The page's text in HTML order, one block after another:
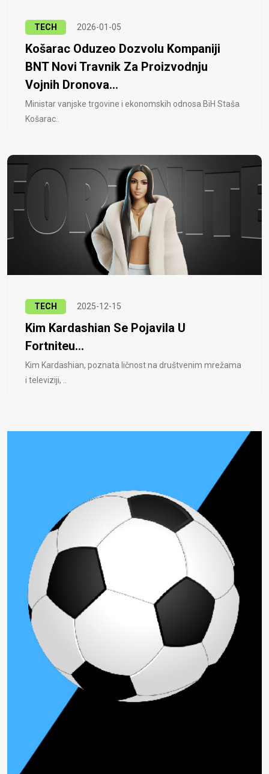
TECH 2026-01-05
Košarac Oduzeo Dozvolu Kompaniji
BNT Novi Travnik Za Proizvodnju
Vojnih Dronova...
Ministar vanjske trgovine i ekonomskih odnosa BiH Staša
Košarac..
TECH 2025-12-15
Kim Kardashian Se Pojavila U
Fortniteu...
Kim Kardashian, poznata ličnost na društvenim mrežama
i televiziji, ..